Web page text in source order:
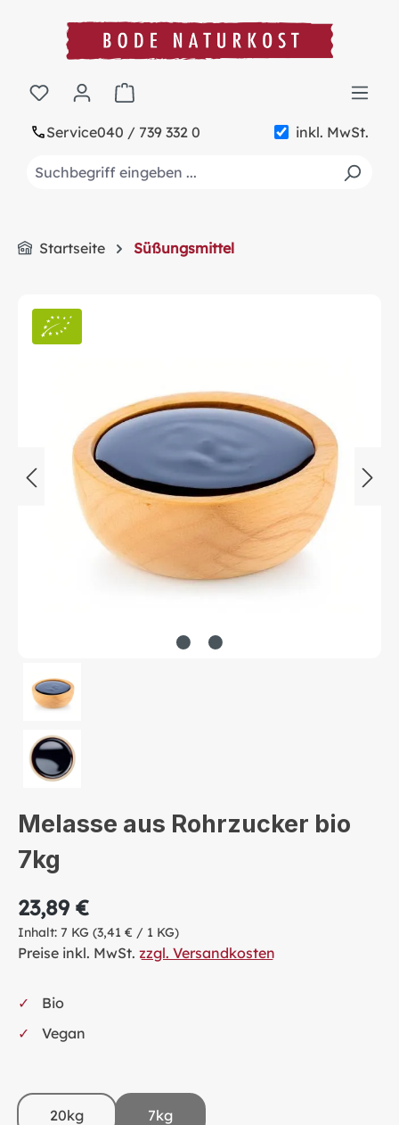
springen
Service040 / 739 332 0 inkl. MwSt.
Warenkorb enthält 0 Positionen. Der
Startseite Süßungsmittel
Bildergalerie überspringen
Melasse aus Rohrzucker bio
7kg
23,89 €
Inhalt: 7 KG (3,41 € / 1 KG)
Preise inkl. MwSt. zzgl. Versandkosten
Bio
Vegan
20kg 7kg